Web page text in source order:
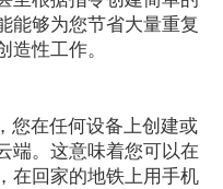
能够为您节省大量重复
造性工作。
您在任何设备上创建或
端。这意味着您可以在
在回家的地铁上用手机